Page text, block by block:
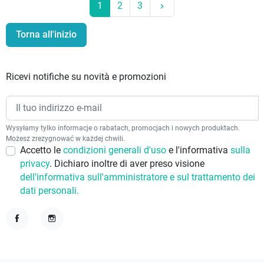
1 2 3 keyboard_arrow_right
Torna all'inizio
Ricevi notifiche su novità e promozioni
Wysyłamy tylko informacje o rabatach, promocjach i nowych produktach.
Możesz zrezygnować w każdej chwili.
Accetto le condizioni generali d'uso e l'informativa sulla
privacy. Dichiaro inoltre di aver preso visione
dell'informativa sull'amministratore e sul trattamento dei
dati personali.